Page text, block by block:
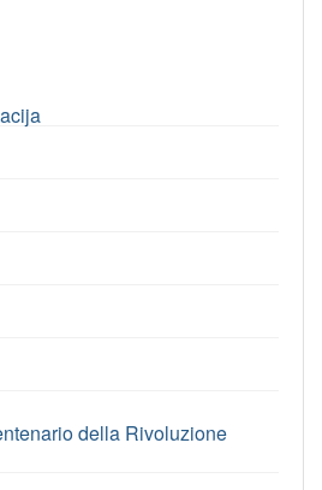
della Rivoluzione